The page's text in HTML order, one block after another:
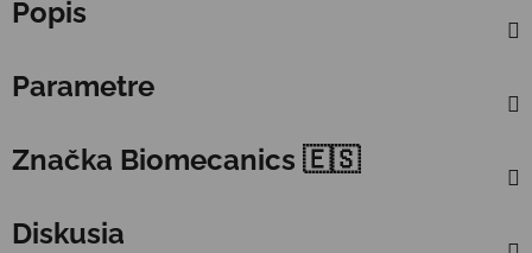
Popis
Parametre
Značka Biomecanics 🇪🇸
Diskusia